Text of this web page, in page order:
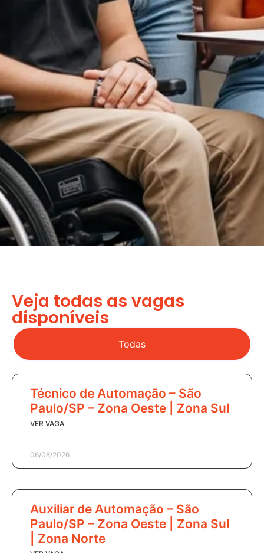
Veja todas as vagas
disponíveis
Todas
Técnico de Automação – São
Paulo/SP – Zona Oeste | Zona Sul
VER VAGA
06/08/2026
Auxiliar de Automação – São
Paulo/SP – Zona Oeste | Zona Sul
| Zona Norte